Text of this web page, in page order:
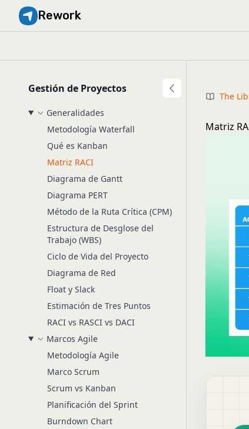
Rework
Gestión de Proyectos
Generalidades
Metodología Waterfall
Qué es Kanban
Matriz RACI
Diagrama de Gantt
Diagrama PERT
Método de la Ruta Crítica (CPM)
Estructura de Desglose del
Trabajo (WBS)
Ciclo de Vida del Proyecto
Diagrama de Red
Float y Slack
Estimación de Tres Puntos
RACI vs RASCI vs DACI
Marcos Agile
Metodología Agile
Marco Scrum
Scrum vs Kanban
Planificación del Sprint
Burndown Chart
The
Matriz